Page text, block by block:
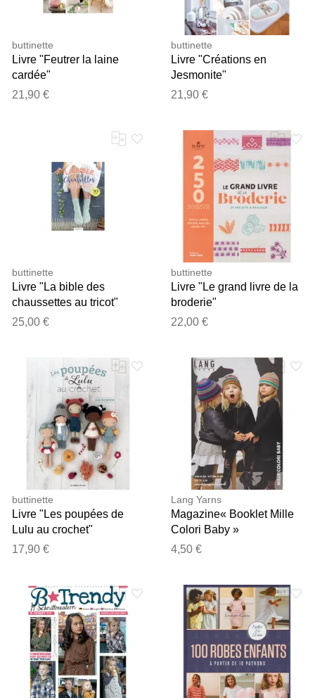
buttinette
Livre "Feutrer la laine
cardée"
21,90 €
buttinette
Livre "Créations en
Jesmonite"
21,90 €
buttinette
Livre "La bible des
chaussettes au tricot"
25,00 €
buttinette
Livre "Le grand livre de la
broderie"
22,00 €
buttinette
Livre "Les poupées de
Lulu au crochet"
17,90 €
Lang Yarns
Magazine« Booklet Mille
Colori Baby »
4,50 €